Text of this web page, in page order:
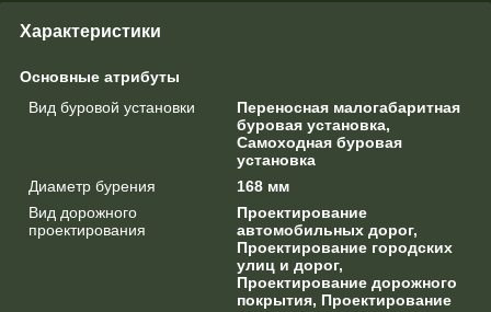
Характеристики
Основные атрибуты
Вид буровой установки
Переносная малогабаритная
буровая установка,
Самоходная буровая
установка
Диаметр бурения
168 мм
Вид дорожного
проектирования
Проектирование
автомобильных дорог,
Проектирование городских
улиц и дорог,
Проектирование дорожного
покрытия, Проектирование